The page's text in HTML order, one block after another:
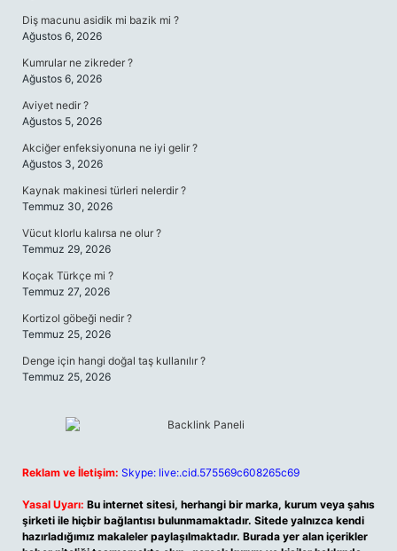
Diş macunu asidik mi bazik mi ?
Ağustos 6, 2026
Kumrular ne zikreder ?
Ağustos 6, 2026
Aviyet nedir ?
Ağustos 5, 2026
Akciğer enfeksiyonuna ne iyi gelir ?
Ağustos 3, 2026
Kaynak makinesi türleri nelerdir ?
Temmuz 30, 2026
Vücut klorlu kalırsa ne olur ?
Temmuz 29, 2026
Koçak Türkçe mi ?
Temmuz 27, 2026
Kortizol göbeği nedir ?
Temmuz 25, 2026
Denge için hangi doğal taş kullanılır ?
Temmuz 25, 2026
Reklam ve İletişim: Skype: live:.cid.575569c608265c69
Yasal Uyarı: Bu internet sitesi, herhangi bir marka, kurum veya şahıs
şirketi ile hiçbir bağlantısı bulunmamaktadır. Sitede yalnızca kendi
hazırladığımız makaleler paylaşılmaktadır. Burada yer alan içerikler